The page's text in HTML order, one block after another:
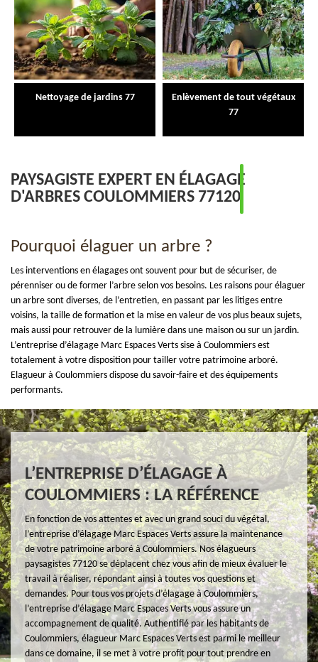
Nettoyage de jardins 77
Enlèvement de tout végétaux
77
PAYSAGISTE EXPERT EN ÉLAGAGE
D'ARBRES COULOMMIERS 77120
Pourquoi élaguer un arbre ?
Les interventions en élagages ont souvent pour but de sécuriser, de
pérenniser ou de former l’arbre selon vos besoins. Les raisons pour élaguer
un arbre sont diverses, de l’entretien, en passant par les litiges entre
voisins, la taille de formation et la mise en valeur de vos plus beaux sujets,
mais aussi pour retrouver de la lumière dans une maison ou sur un jardin.
L’entreprise d’élagage Marc Espaces Verts sise à Coulommiers est
totalement à votre disposition pour tailler votre patrimoine arboré.
Elagueur à Coulommiers dispose du savoir-faire et des équipements
performants.
L’ENTREPRISE D’ÉLAGAGE À
COULOMMIERS : LA RÉFÉRENCE
En fonction de vos attentes et avec un grand souci du végétal,
l’entreprise d’élagage Marc Espaces Verts assure la maintenance
de votre patrimoine arboré à Coulommiers. Nos élagueurs
paysagistes 77120 se déplacent chez vous afin de mieux évaluer le
travail à réaliser, répondant ainsi à toutes vos questions et
demandes. Pour tous vos projets d’élagage à Coulommiers,
l’entreprise d’élagage Marc Espaces Verts vous assure un
accompagnement de qualité. Authentifié par les habitants de
Coulommiers, élagueur Marc Espaces Verts est parmi le meilleur
dans ce domaine, il se met à votre profit pour tout prendre en